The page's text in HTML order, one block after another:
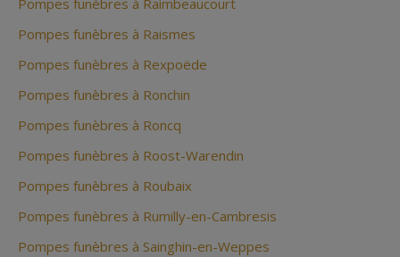
Pompes funèbres à Raimbeaucourt
Pompes funèbres à Raismes
Pompes funèbres à Rexpoëde
Pompes funèbres à Ronchin
Pompes funèbres à Roncq
Pompes funèbres à Roost-Warendin
Pompes funèbres à Roubaix
Pompes funèbres à Rumilly-en-Cambresis
Pompes funèbres à Sainghin-en-Weppes